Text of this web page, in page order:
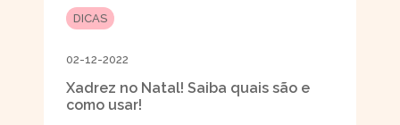
DICAS
02-12-2022
Xadrez no Natal! Saiba quais são e
como usar!